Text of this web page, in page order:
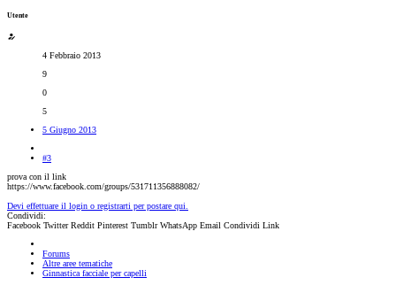
Utente
4 Febbraio 2013
9
0
5
5 Giugno 2013
#3
prova con il link
https://www.facebook.com/groups/531711356888082/
Devi effettuare il login o registrarti per postare qui.
Condividi:
Facebook Twitter Reddit Pinterest Tumblr WhatsApp Email Condividi Link
Forums
Altre aree tematiche
Ginnastica facciale per capelli